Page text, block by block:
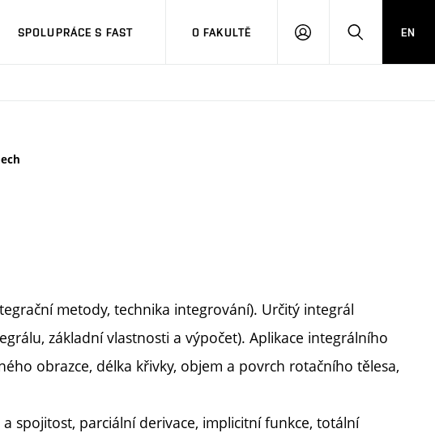
SPOLUPRÁCE S FAST O FAKULTĚ
PŘIHLÁSITHLEDAT
EN
metody, technika integrování). Určitý integrál
základní vlastnosti a výpočet). Aplikace integrálního
obrazce, délka křivky, objem a povrch rotačního tělesa,
spojitost, parciální derivace, implicitní funkce, totální